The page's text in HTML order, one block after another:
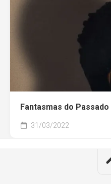
Fantasmas do Passado
31/03/2022